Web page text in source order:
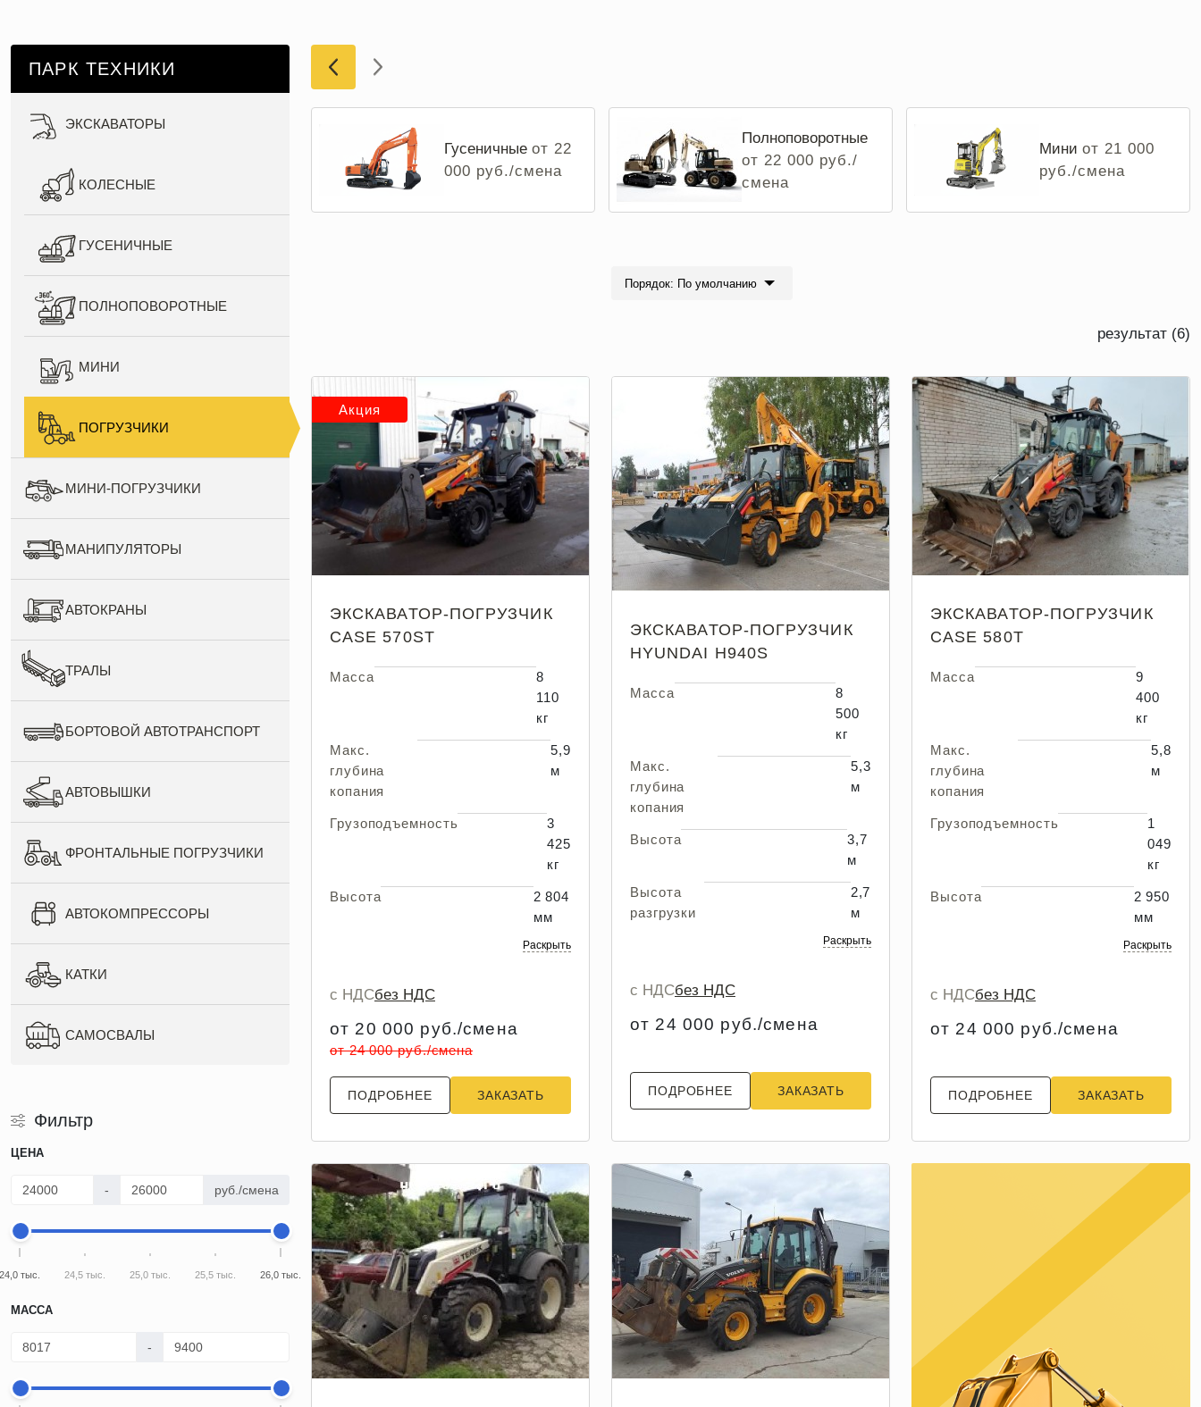
ПАРК ТЕХНИКИ
ЭКСКАВАТОРЫ
КОЛЕСНЫЕ
ГУСЕНИЧНЫЕ
ПОЛНОПОВОРОТНЫЕ
МИНИ
ПОГРУЗЧИКИ
МИНИ-ПОГРУЗЧИКИ
МАНИПУЛЯТОРЫ
АВТОКРАНЫ
ТРАЛЫ
БОРТОВОЙ АВТОТРАНСПОРТ
АВТОВЫШКИ
ФРОНТАЛЬНЫЕ ПОГРУЗЧИКИ
АВТОКОМПРЕССОРЫ
КАТКИ
САМОСВАЛЫ
Фильтр
ЦЕНА
- руб./смена
24,0 тыс. 24,5 тыс. 25,0 тыс. 25,5 тыс. 26,0 тыс.
МАССА
-
Гусеничные от 22
000 руб./смена
Полноповоротные
от 22 000 руб./
смена
Мини от 21 000
руб./смена
Порядок: По умолчанию
результат (6)
Акция
ЭКСКАВАТОР-ПОГРУЗЧИК
CASE 570ST
Масса
8
110
кг
Макс.
глубина
копания
5,9
м
Грузоподъемность
3
425
кг
Высота
2 804
мм
Раскрыть
с НДСбез НДС
от 20 000 руб./смена
от 24 000 руб./смена
ПОДРОБНЕЕ ЗАКАЗАТЬ
ЭКСКАВАТОР-ПОГРУЗЧИК
HYUNDAI H940S
Масса
8
500
кг
Макс.
глубина
копания
5,3
м
Высота
3,7
м
Высота
разгрузки
2,7
м
Раскрыть
с НДСбез НДС
от 24 000 руб./смена
ПОДРОБНЕЕ ЗАКАЗАТЬ
ЭКСКАВАТОР-ПОГРУЗЧИК
CASE 580T
Масса
9
400
кг
Макс.
глубина
копания
5,8
м
Грузоподъемность
1
049
кг
Высота
2 950
мм
Раскрыть
с НДСбез НДС
от 24 000 руб./смена
ПОДРОБНЕЕ ЗАКАЗАТЬ